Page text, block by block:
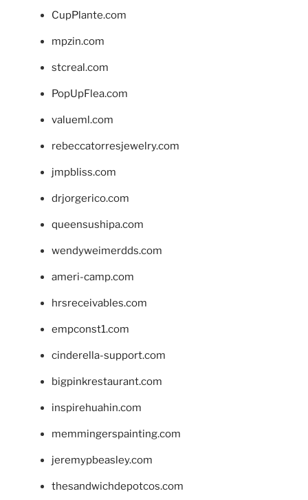
CupPlante.com
mpzin.com
stcreal.com
PopUpFlea.com
valueml.com
rebeccatorresjewelry.com
jmpbliss.com
drjorgerico.com
queensushipa.com
wendyweimerdds.com
ameri-camp.com
hrsreceivables.com
empconst1.com
cinderella-support.com
bigpinkrestaurant.com
inspirehuahin.com
memmingerspainting.com
jeremypbeasley.com
thesandwichdepotcos.com